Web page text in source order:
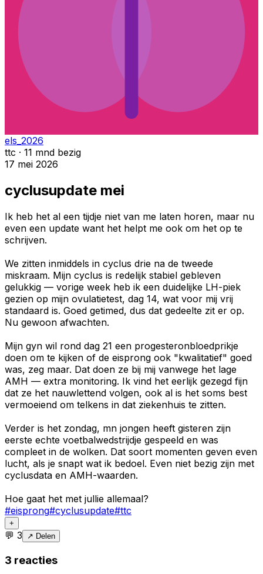
els_2026
ttc · 11 mnd bezig
17 mei 2026
cyclusupdate mei
Ik heb het al een tijdje niet van me laten horen, maar nu
even een update want het helpt me ook om het op te
schrijven.
We zitten inmiddels in cyclus drie na de tweede
miskraam. Mijn cyclus is redelijk stabiel gebleven
gelukkig — vorige week heb ik een duidelijke LH-piek
gezien op mijn ovulatietest, dag 14, wat voor mij vrij
standaard is. Goed getimed, dus dat gedeelte zit er op.
Nu gewoon afwachten.
Mijn gyn wil rond dag 21 een progesteronbloedprikje
doen om te kijken of de eisprong ook "kwalitatief" goed
was, zeg maar. Dat doen ze bij mij vanwege het lage
AMH — extra monitoring. Ik vind het eerlijk gezegd fijn
dat ze het nauwlettend volgen, ook al is het soms best
vermoeiend om telkens in dat ziekenhuis te zitten.
Verder is het zondag, mn jongen heeft gisteren zijn
eerste echte voetbalwedstrijdje gespeeld en was
compleet in de wolken. Dat soort momenten geven even
lucht, als je snapt wat ik bedoel. Even niet bezig zijn met
cyclusdata en AMH-waarden.
Hoe gaat het met jullie allemaal?
#eisprong#cyclusupdate#ttc
+
💬 3 ↗ Delen
3 reacties